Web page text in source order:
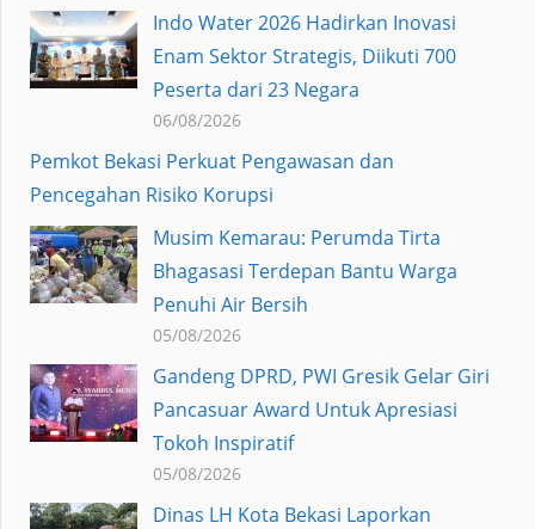
Indo Water 2026 Hadirkan Inovasi
Enam Sektor Strategis, Diikuti 700
Peserta dari 23 Negara
06/08/2026
Pemkot Bekasi Perkuat Pengawasan dan
Pencegahan Risiko Korupsi
Musim Kemarau: Perumda Tirta
Bhagasasi Terdepan Bantu Warga
Penuhi Air Bersih
05/08/2026
Gandeng DPRD, PWI Gresik Gelar Giri
Pancasuar Award Untuk Apresiasi
Tokoh Inspiratif
05/08/2026
Dinas LH Kota Bekasi Laporkan